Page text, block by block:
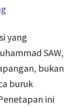
yang
SAW,
bukan
buruk
ini